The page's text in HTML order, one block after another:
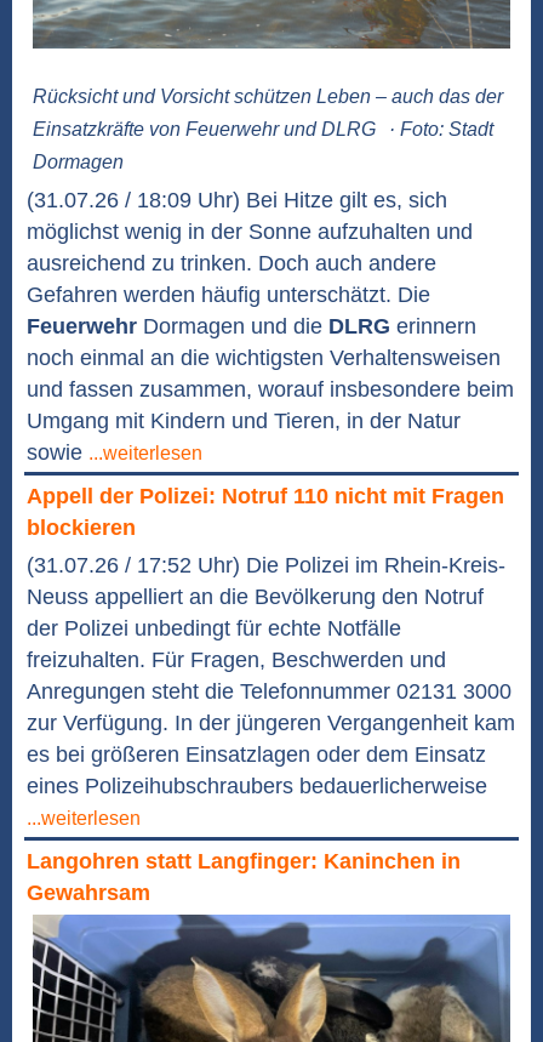
Rücksicht und Vorsicht schützen Leben – auch das der
Einsatzkräfte von Feuerwehr und DLRG
· Foto: Stadt
Dormagen
(31.07.26 / 18:09 Uhr) Bei Hitze gilt es, sich
möglichst wenig in der Sonne aufzuhalten und
ausreichend zu trinken. Doch auch andere
Gefahren werden häufig unterschätzt. Die
Feuerwehr Dormagen und die DLRG erinnern
noch einmal an die wichtigsten Verhaltensweisen
und fassen zusammen, worauf insbesondere beim
Umgang mit Kindern und Tieren, in der Natur
sowie ...weiterlesen
Appell der Polizei: Notruf 110 nicht mit Fragen
blockieren
(31.07.26 / 17:52 Uhr) Die Polizei im Rhein-Kreis-
Neuss appelliert an die Bevölkerung den Notruf
der Polizei unbedingt für echte Notfälle
freizuhalten. Für Fragen, Beschwerden und
Anregungen steht die Telefonnummer 02131 3000
zur Verfügung. In der jüngeren Vergangenheit kam
es bei größeren Einsatzlagen oder dem Einsatz
eines Polizeihubschraubers bedauerlicherweise
...weiterlesen
Langohren statt Langfinger: Kaninchen in
Gewahrsam